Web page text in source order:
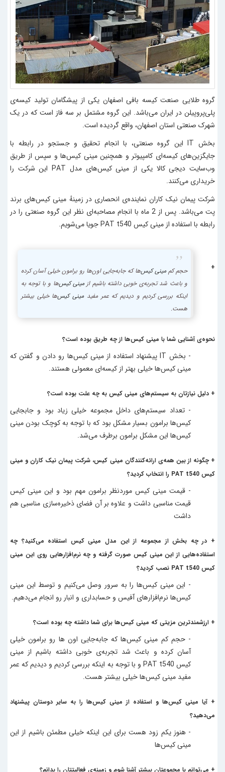
گروه طلایی صنعت کیسه بافی اصفهان یکی از پیشگامان تولید کیسه‌ی
پلی‌پروپیلن در ایران می‌باشد. این گروه مشتمل بر سه فاز است که در یک
شهرک صنعتی استان اصفهان، واقع گردیده است.
بخش IT این گروه صنعتی، با انجام تحقیق و جستجو در رابطه با
جایگزین‌های کیسه‌ای کامپیوتر و همچنینمینی کیس‌ها و سپس از طریق
وب‌سایت دیجی کالا یکی از مینی کیس‌
های مدل PAT این شرکت را
خریداری می‌کنند.
شرکت پیمان نیک کاراننماینده‌ی انحصاری در زمینهٔ مینی کیس‌های برند
پت می‌باشد. پس از 2 ماه با انجام مصاحبه‌ای نظر این گروه صنعتی را در
رابطه با استفاده از مینی کیس PAT t540جویا می‌شویم.
حجم کممینی کیس‌ها که جابه‌جایی اون‌ها رو برامون خیلی آسان کرده
و باعث شد تجربه‌ی خوبی داشته باشیم ازمینی کیس‌ها و با توجه به
اینکه بررسی کردیم و دیدیم که عمر مفیدمینی کیس‌ها خیلی بیشتر
هست.
+
نحوه‌ی آشنایی شما با مینی کیس‌ها از چه طریق بوده است؟
- بخش IT پیشنهاد استفاده از مینی کیس‌ها رو دادن و گفتن که
مینی کیس‌ها خیلی بهتر از کیسه‌ای معمولی هستند.
+ دلیل نیازتان به سیستم‌های مینی کیس به چه علت بوده است؟
- تعداد سیستم‌های داخل مجموعه خیلی زیاد بود و جابجایی
کیس‌ها برامون بسیار مشکل بود که با توجه به کوچک بودنمینی
کیس‌ها این مشکل برامون برطرف می‌شد.
+ چگونه از بین همه‌ی ارائه‌کنندگان مینی کیس، شرکت پیمان نیک کاران و مینی
کیس PAT t540 را انتخاب کردید؟
- قیمت مینی کیس موردنظر برامون مهم بود و این مینی کیس
قیمت مناسبی داشت و علاوه بر آن فضای ذخیره‌سازی مناسبی هم
داشت
+ در چه بخش از مجموعه از این مدل مینی کیس استفاده می‌کنید؟ چه
استفاده‌هایی از این مینی کیس صورت گرفته و چه نرم‌افزارهایی روی این مینی
کیس PAT t540 نصب کردید؟
- اینمینی کیس‌ها را به سرور وصل می‌کنیم و توسط این مینی
کیس‌ها نرم‌افزارهای آفیس و حسابداری و انبار رو انجام می‌دهیم.
+ ارزشمندترین مزیتی که مینی کیس‌ها برای شما داشته چه بوده است؟
- حجم کم مینی کیس‌ها که جابه‌جایی اون ها رو برامون خیلی
آسان کرده و باعث شد تجربه‌ی خوبی داشته باشیم از مینی
کیس‌
PAT t540 و با توجه به اینکه بررسی کردیم و دیدیم که عمر
مفید مینی کیس‌ها خیلی بیشتر هست.
+ آیا مینی کیس‌ها و استفاده از مینی کیس‌ها را به سایر دوستان پیشنهاد
می‌دهید؟
- هنوز یکم زود هست برای این اینکه خیلی مطمئن باشیم از این
مینی کیس‌ها
+ می‌توانم با مجموعتان بیشتر آشنا شوم و زمینه‌ی فعالیتتان را بدانم؟